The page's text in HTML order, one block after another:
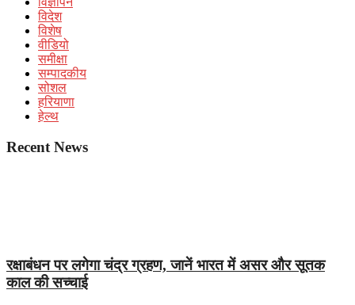
विदेश
विशेष
वीडियो
समीक्षा
सम्पादकीय
सोशल
हरियाणा
हेल्थ
Recent News
रक्षाबंधन पर लगेगा चंद्र ग्रहण, जानें भारत में असर और सूतक
काल की सच्चाई